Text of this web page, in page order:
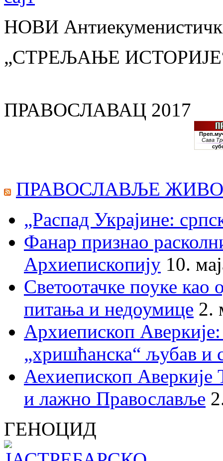
НОВИ
„СТРЕЉАЊЕ
ПРАВОСЛАВАЦ 2017
ПРАВОСЛАВЉЕ
„Распад Украјине:
Фанар признао
Архиепископију 10.
Светоотачке поуке као
питања и недоумице 2.
Архиепископ
„хришћанска“ љубав и
Аехиепископ
и лажно Православље
ГЕНОЦИД